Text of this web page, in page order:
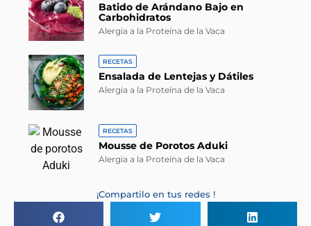
Batido de Arándano Bajo en
Carbohidratos
Alergia a la Proteína de la Vaca
RECETAS
Ensalada de Lentejas y Dátiles
Alergia a la Proteína de la Vaca
RECETAS
Mousse de Porotos Aduki
Alergia a la Proteína de la Vaca
¡Compartilo en tus redes !